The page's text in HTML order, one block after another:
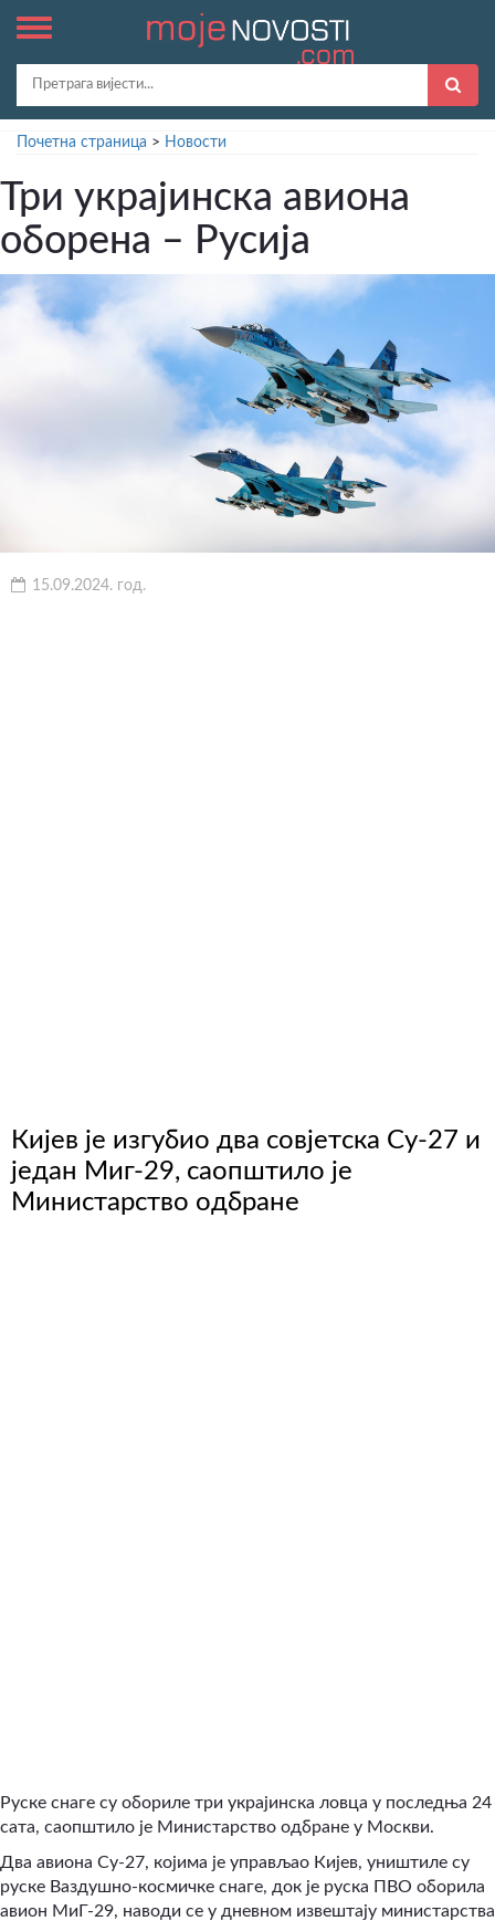
Почетна страница > Новости
Три украјинска авиона
оборена – Русија
15.09.2024. год.
Кијев је изгубио два совјетска Су-27 и
један Миг-29, саопштило је
Министарство одбране
Руске снаге су обориле три украјинска ловца у последња 24
сата, саопштило је Министарство одбране у Москви.
Два авиона Су-27, којима је управљао Кијев, уништиле су
руске Ваздушно-космичке снаге, док је руска ПВО оборила
авион МиГ-29, наводи се у дневном извештају министарства